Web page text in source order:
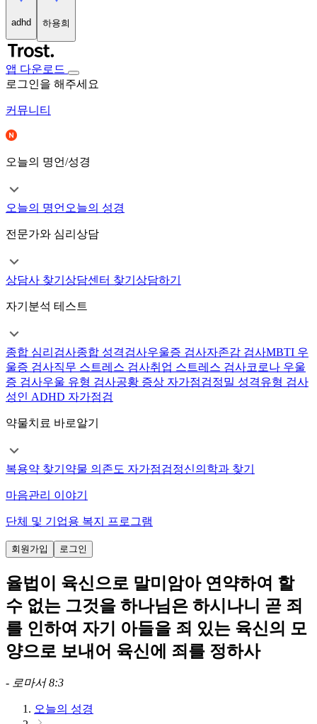
adhd 하용희
앱 다운로드
로그인을 해주세요
커뮤니티
오늘의 명언/성경
오늘의 명언 오늘의 성경
전문가와 심리상담
상담사 찾기 상담센터 찾기 상담하기
자기분석 테스트
종합 심리검사종합 성격검사우울증 검사자존감 검사MBTI 우
울증 검사직무 스트레스 검사취업 스트레스 검사코로나 우울
증 검사우울 유형 검사공황 증상 자가점검정밀 성격유형 검사
성인 ADHD 자가점검
약물치료 바로알기
복용약 찾기 약물 의존도 자가점검정신의학과 찾기
마음관리 이야기
단체 및 기업용 복지 프로그램
회원가입 로그인
율법이 육신으로 말미암아 연약하여 할
수 없는 그것을 하나님은 하시나니 곧 죄
를 인하여 자기 아들을 죄 있는 육신의 모
양으로 보내어 육신에 죄를 정하사
- 로마서 8:3
오늘의 성경